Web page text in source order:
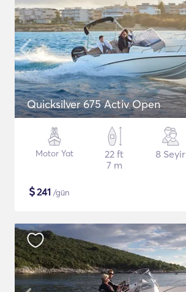
Quicksilver 675 Activ Open
Motor Yat
22 ft
7 m
8 Seyir
$241 /gün